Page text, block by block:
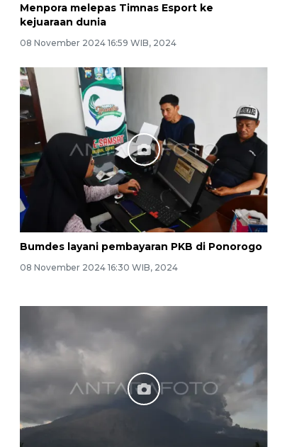
Menpora melepas Timnas Esport ke
kejuaraan dunia
08 November 2024 16:59 WIB, 2024
Bumdes layani pembayaran PKB di Ponorogo
08 November 2024 16:30 WIB, 2024